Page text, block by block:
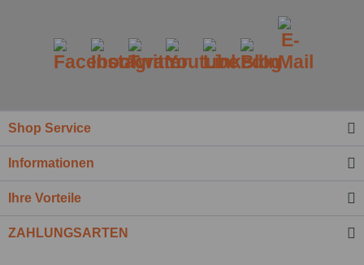
Ich habe die Datenschutzbestimmungzur Kenntnis
genommen.*
Nachricht senden
Shop Service
Informationen
Ihre Vorteile
ZAHLUNGSARTEN